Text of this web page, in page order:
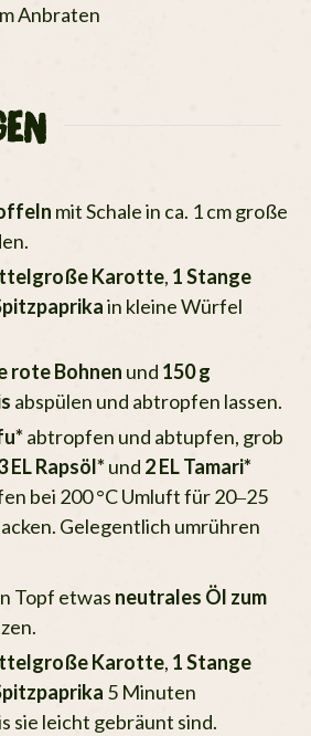
Anbraten
mit Schale in ca. 1 cm große
Karotte, 1 Stange
in kleine Würfel
rote Bohnen und 150 g
abspülen und abtropfen lassen.
abtropfen und abtupfen, grob
EL Rapsöl* und 2 EL Tamari*
bei 200 °C Umluft für 20–25
Gelegentlich umrühren
Topf etwas neutrales Öl zum
Karotte, 1 Stange
5 Minuten
sie leicht gebräunt sind.